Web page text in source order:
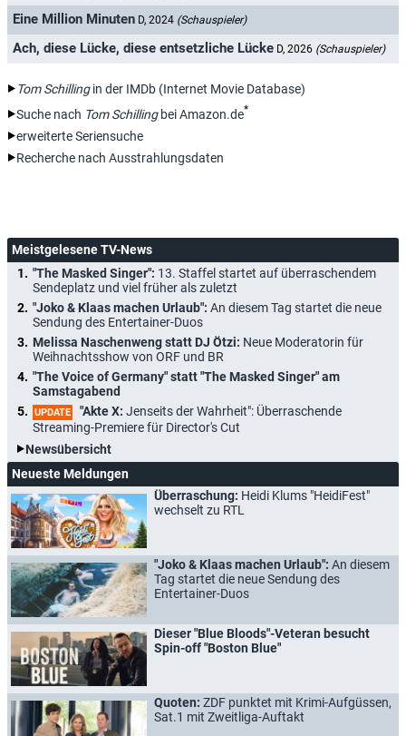
Eine Million Minuten D, 2024 (Schauspieler)
Ach, diese Lücke, diese entsetzliche Lücke D, 2026 (Schauspieler)
Tom Schillingin der IMDb (Internet Movie Database)
Suche nach Tom Schillingbei Amazon.de*
erweiterte Seriensuche
Recherche nach Ausstrahlungsdaten
Meistgelesene TV-News
"The Masked Singer": 13. Staffel startet auf überraschendem
Sendeplatz und viel früher als zuletzt
"Joko & Klaas machen Urlaub": An diesem Tag startet die neue
Sendung des Entertainer-Duos
Melissa Naschenweng statt DJ Ötzi: Neue Moderatorin für
Weihnachtsshow von ORF und BR
"The Voice of Germany" statt "The Masked Singer" am
Samstagabend
UPDATE "Akte X: Jenseits der Wahrheit": Überraschende
Streaming-Premiere für Director's Cut
Newsübersicht
Neueste Meldungen
Überraschung: Heidi Klums "HeidiFest"
wechselt zu RTL
"Joko & Klaas machen Urlaub": An diesem
Tag startet die neue Sendung des
Entertainer-Duos
Dieser "Blue Bloods"-Veteran besucht
Spin-off "Boston Blue"
Quoten: ZDF punktet mit Krimi-Aufgüssen,
Sat.1 mit Zweitliga-Auftakt